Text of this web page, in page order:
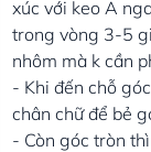
xúc với keo A
trong vòng 3-5
nhôm mà k cần
- Khi đến chỗ
chân chữ để bẻ
- Còn góc tròn